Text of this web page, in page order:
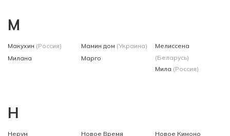
М
Макухин (Россия)
Милана
Мамин дом (Украина)
Марго
Мелиссена
(Беларусь)
Мила (Россия)
Н
Нерум
Новое Время
Новое Кимоно